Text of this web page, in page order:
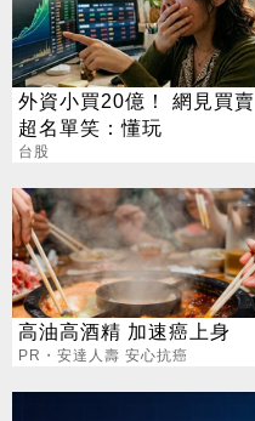
外資小買20億！ 網見買賣
超名單笑：懂玩
台股
高油高酒精 加速癌上身
PR・安達人壽 安心抗癌